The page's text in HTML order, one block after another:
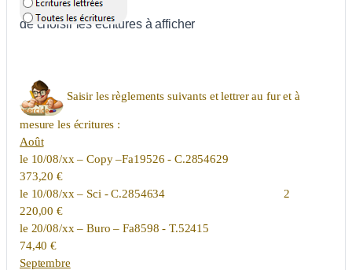
de choisir les écritures à afficher
Saisir les règlements suivants et lettrer au fur et à
mesure les écritures :
Août
le 10/08/xx – Copy –Fa19526 - C.2854629
373,20 €
le 10/08/xx – Sci - C.2854634 2
220,00 €
le 20/08/xx – Buro – Fa8598 - T.52415
74,40 €
Septembre